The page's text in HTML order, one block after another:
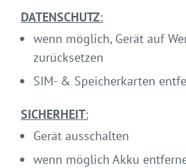
DATENSCHUTZ:
wenn möglich, Gerät auf
zurücksetzen
SIM- & Speicherkarten
SICHERHEIT:
Gerät ausschalten
wenn möglich Akku